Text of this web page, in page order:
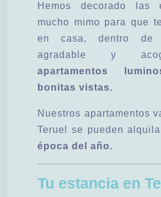
Hemos decorado las
mucho mimo para que
en casa, dentro de
agradable y
apartamentos
bonitas vistas.
Nuestros apartamentos
Teruel se pueden
época del año.
Tu estancia en